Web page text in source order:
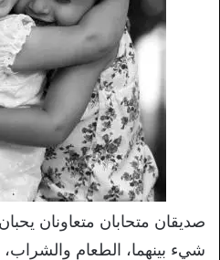
صديقان متحابان متعاونان
شيء بينهما، الطعام والشراب،